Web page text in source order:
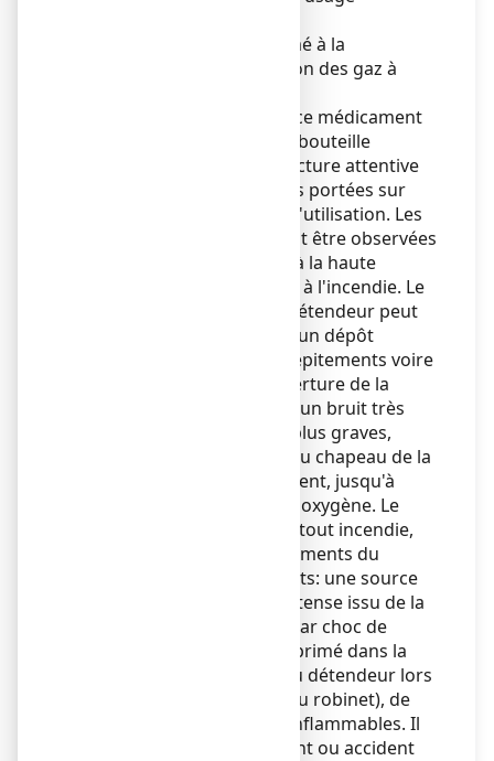
Le personnel doit être formé à la
manipulation et à l'utilisation des gaz à
La sécurité d'utilisation de ce médicament
sous pression présenté en bouteille
réutilisable repose sur la lecture attentive
de l'ensemble des mentions portées sur
l'étiquette et sur la notice d'utilisation. Les
consignes suivantes doivent être observées
pour éviter les risques liés à la haute
pression, au coup de feu et à l'incendie. Le
coup de feu au niveau du détendeur peut
se présenter sous forme d'un dépôt
noirâtre, d'étincelles, de crépitements voire
de flammes subites à l'ouverture de la
bouteille, accompagnées d'un bruit très
fort, avec, dans les cas les plus graves,
propagation de l'incendie au chapeau de la
bouteille ou à l'environnement, jusqu'à
épuisement du contenu en oxygène. Le
coup de feu, de même que tout incendie,
peut se produire si les 3 éléments du
triangle du feu sont présents: une source
d'énergie (échauffement intense issu de la
compression adiabatique par choc de
pression de l'oxygène comprimé dans la
chambre haute pression du détendeur lors
d'une ouverture brusque du robinet), de
l'oxygène et des matières inflammables. Il
est rappelé que tout incident ou accident